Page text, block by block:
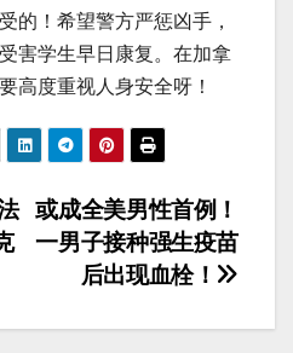
的！希望警方严惩凶手，
害学生早日康复。在加拿
高度重视人身安全呀！
或成全美男性首例！
一男子接种强生疫苗
后出现血栓！